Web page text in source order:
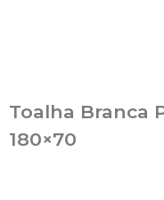
Toalha Branca
180×70